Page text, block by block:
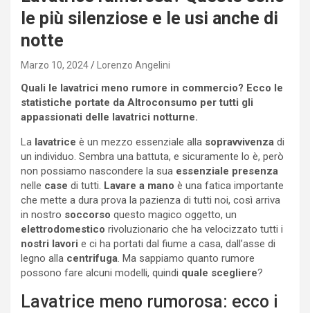
le più silenziose e le usi anche di
notte
Marzo 10, 2024 Lorenzo Angelini
Quali le lavatrici meno rumore in commercio? Ecco le
statistiche portate da Altroconsumo per tutti gli
appassionati delle lavatrici notturne.
La lavatrice è un mezzo essenziale alla sopravvivenza di
un individuo. Sembra una battuta, e sicuramente lo è, però
non possiamo nascondere la sua essenziale presenza
nelle case di tutti. Lavare a mano è una fatica importante
che mette a dura prova la pazienza di tutti noi, così arriva
in nostro soccorso questo magico oggetto, un
elettrodomestico rivoluzionario che ha velocizzato tutti i
nostri lavori e ci ha portati dal fiume a casa, dall’asse di
legno alla centrifuga. Ma sappiamo quanto rumore
possono fare alcuni modelli, quindi quale scegliere?
Lavatrice meno rumorosa: ecco i